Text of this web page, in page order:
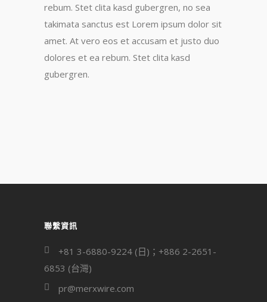
rebum. Stet clita kasd gubergren, no sea
takimata sanctus est Lorem ipsum dolor sit
amet. At vero eos et accusam et justo duo
dolores et ea rebum. Stet clita kasd
gubergren.
聯繫資訊
+81 3-6880-9224 (日)；+886 2-2651-
6853 (台灣)
pr@merxwire.com